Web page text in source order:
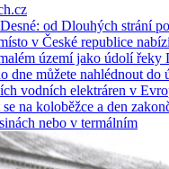
od Dlouhých strání
v České republice
území jako údolí řeky
dne můžete nahlédnout do
vodních elektráren v
na koloběžce a den
nebo v termálním